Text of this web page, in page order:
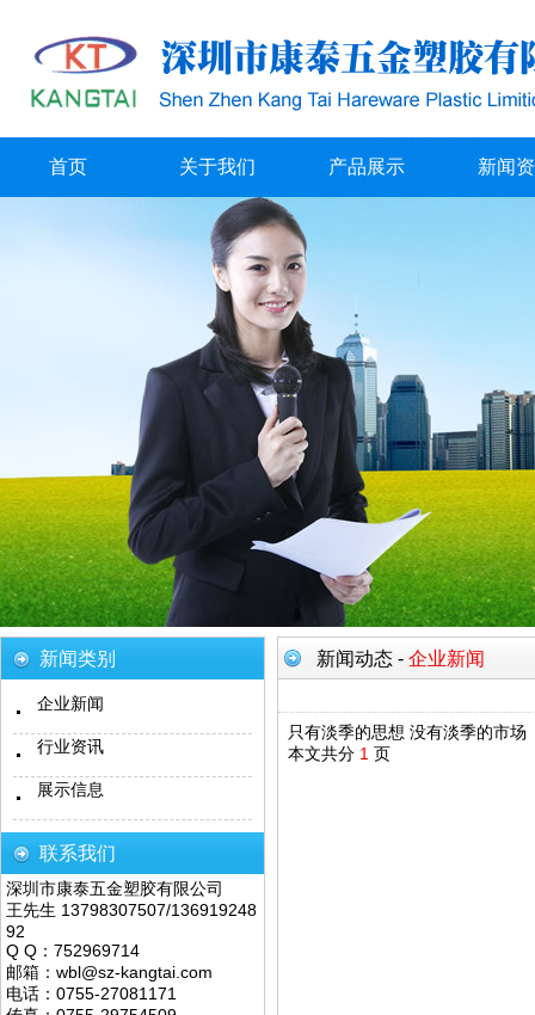
首页 关于我们 产品展示 新闻
新闻类别
企业新闻
行业资讯
展示信息
联系我们
深圳市康泰五金塑胶有限公司
王先生 13798307507/136919248
92
Q Q：752969714
邮箱：wbl@sz-kangtai.com
电话：0755-27081171
新闻动态 - 企业新闻
只有淡季的思想 没有淡季的市场
本文共分 1 页